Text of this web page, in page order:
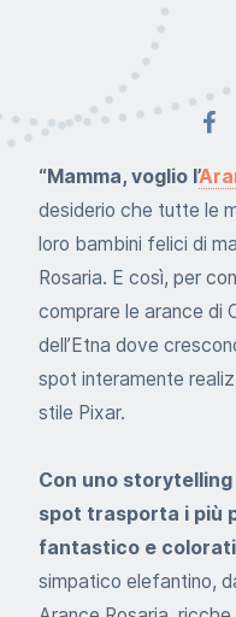
“Mamma, voglio l’
desiderio che tutte le
loro bambini felici di
Rosaria. E così, per
comprare le arance di
dell’Etna dove
spot interamente
stile Pixar.
Con uno
spot trasporta i più
fantastico e
simpatico elefantino,